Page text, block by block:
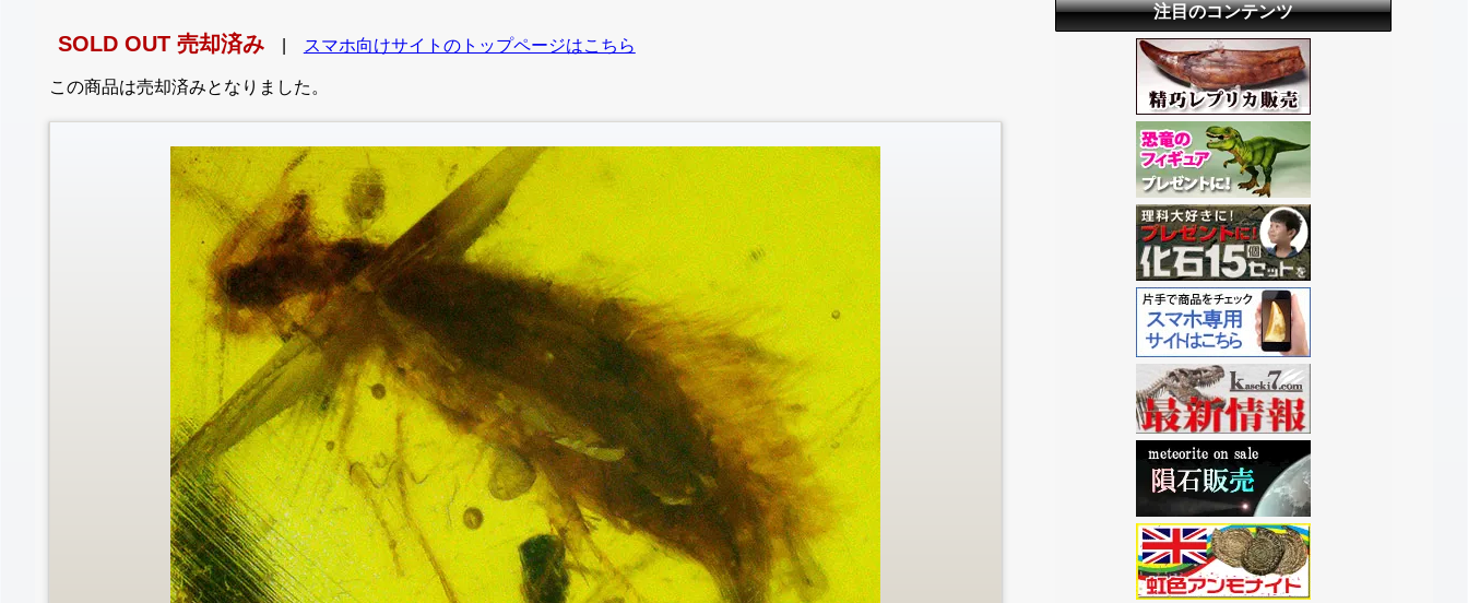
SOLD OUT 売却済み| スマホ向けサイトのトップページはこちら
この商品は売却済みとなりました。
注目のコンテンツ